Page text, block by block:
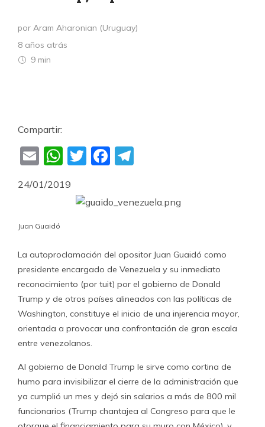
por Aram Aharonian (Uruguay)
8 años atrás
9 min
Compartir:
EmailWhatsApp
TwitterFacebook
24/01/2019
Juan Guaidó
La autoproclamación del opositor Juan Guaidó como
presidente encargado de Venezuela y su inmediato
reconocimiento (por tuit) por el gobierno de Donald
Trump y de otros países alineados con las políticas de
Washington, constituye el inicio de una injerencia mayor,
orientada a provocar una confrontación de gran escala
entre venezolanos.
Al gobierno de Donald Trump le sirve como cortina de
humo para invisibilizar el cierre de la administración que
ya cumplió un mes y dejó sin salarios a más de 800 mil
funcionarios (Trump chantajea al Congreso para que le